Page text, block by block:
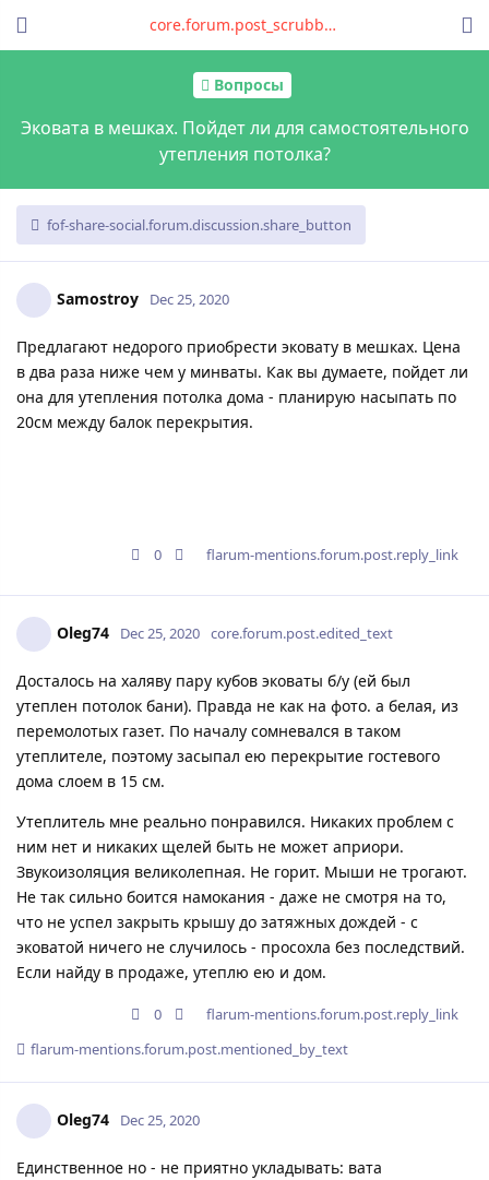
Вопросы
Эковата в мешках. Пойдет ли для самостоятельного
утепления потолка?
fof-share-social.forum.discussion.share_button
core.forum.post_scrubber.viewing_text
Samostroy Dec 25, 2020
Предлагают недорого приобрести эковату в мешках. Цена
в два раза ниже чем у минваты. Как вы думаете, пойдет ли
она для утепления потолка дома - планирую насыпать по
20см между балок перекрытия.
0 flarum-mentions.forum.post.reply_link
Oleg74 Dec 25, 2020 core.forum.post.edited_text
Досталось на халяву пару кубов эковаты б/у (ей был
утеплен потолок бани). Правда не как на фото. а белая, из
перемолотых газет. По началу сомневался в таком
утеплителе, поэтому засыпал ею перекрытие гостевого
дома слоем в 15 см.
Утеплитель мне реально понравился. Никаких проблем с
ним нет и никаких щелей быть не может априори.
Звукоизоляция великолепная. Не горит. Мыши не трогают.
Не так сильно боится намокания - даже не смотря на то,
что не успел закрыть крышу до затяжных дождей - с
эковатой ничего не случилось - просохла без последствий.
Если найду в продаже, утеплю ею и дом.
0
flarum-mentions.forum.post.reply_link
flarum-mentions.forum.post.mentioned_by_text
Oleg74 Dec 25, 2020
Единственное но - не приятно укладывать: вата